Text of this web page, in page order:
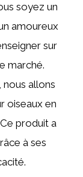
soyez un
amoureux
sur
marché.
allons
oiseaux en
produit a
à ses